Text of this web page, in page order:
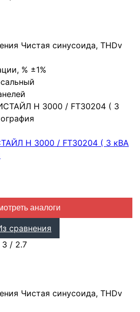
Чистая синусоида, THDv
% ±1%
Н 3000 / FT30204 ( 3 кВА
аналоги
сравнения
3 / 2.7
Чистая синусоида, THDv